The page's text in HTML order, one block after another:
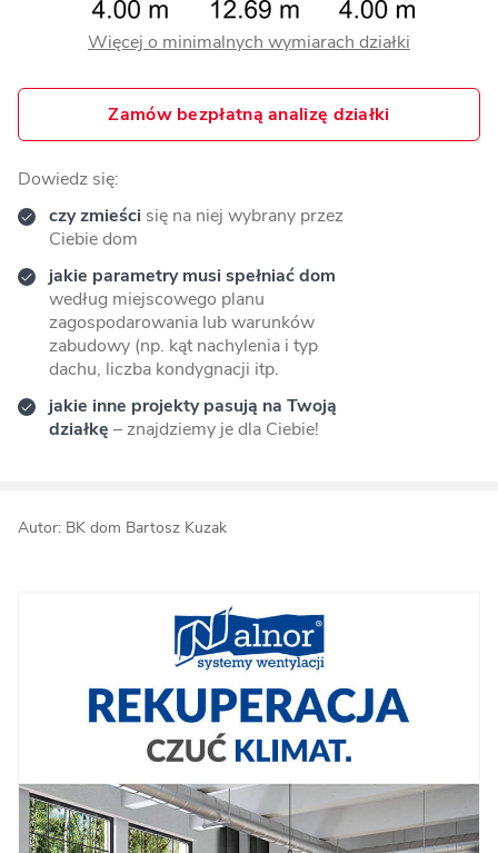
Więcej o minimalnych wymiarach działki
Zamów bezpłatną analizę działki
Dowiedz się:
czy zmieści się na niej wybrany przez
Ciebie dom
jakie parametry musi spełniać dom
według miejscowego planu
zagospodarowania lub warunków
zabudowy (np. kąt nachylenia i typ
dachu, liczba kondygnacji itp.
jakie inne projekty pasują na Twoją
działkę – znajdziemy je dla Ciebie!
Autor: BK dom Bartosz Kuzak